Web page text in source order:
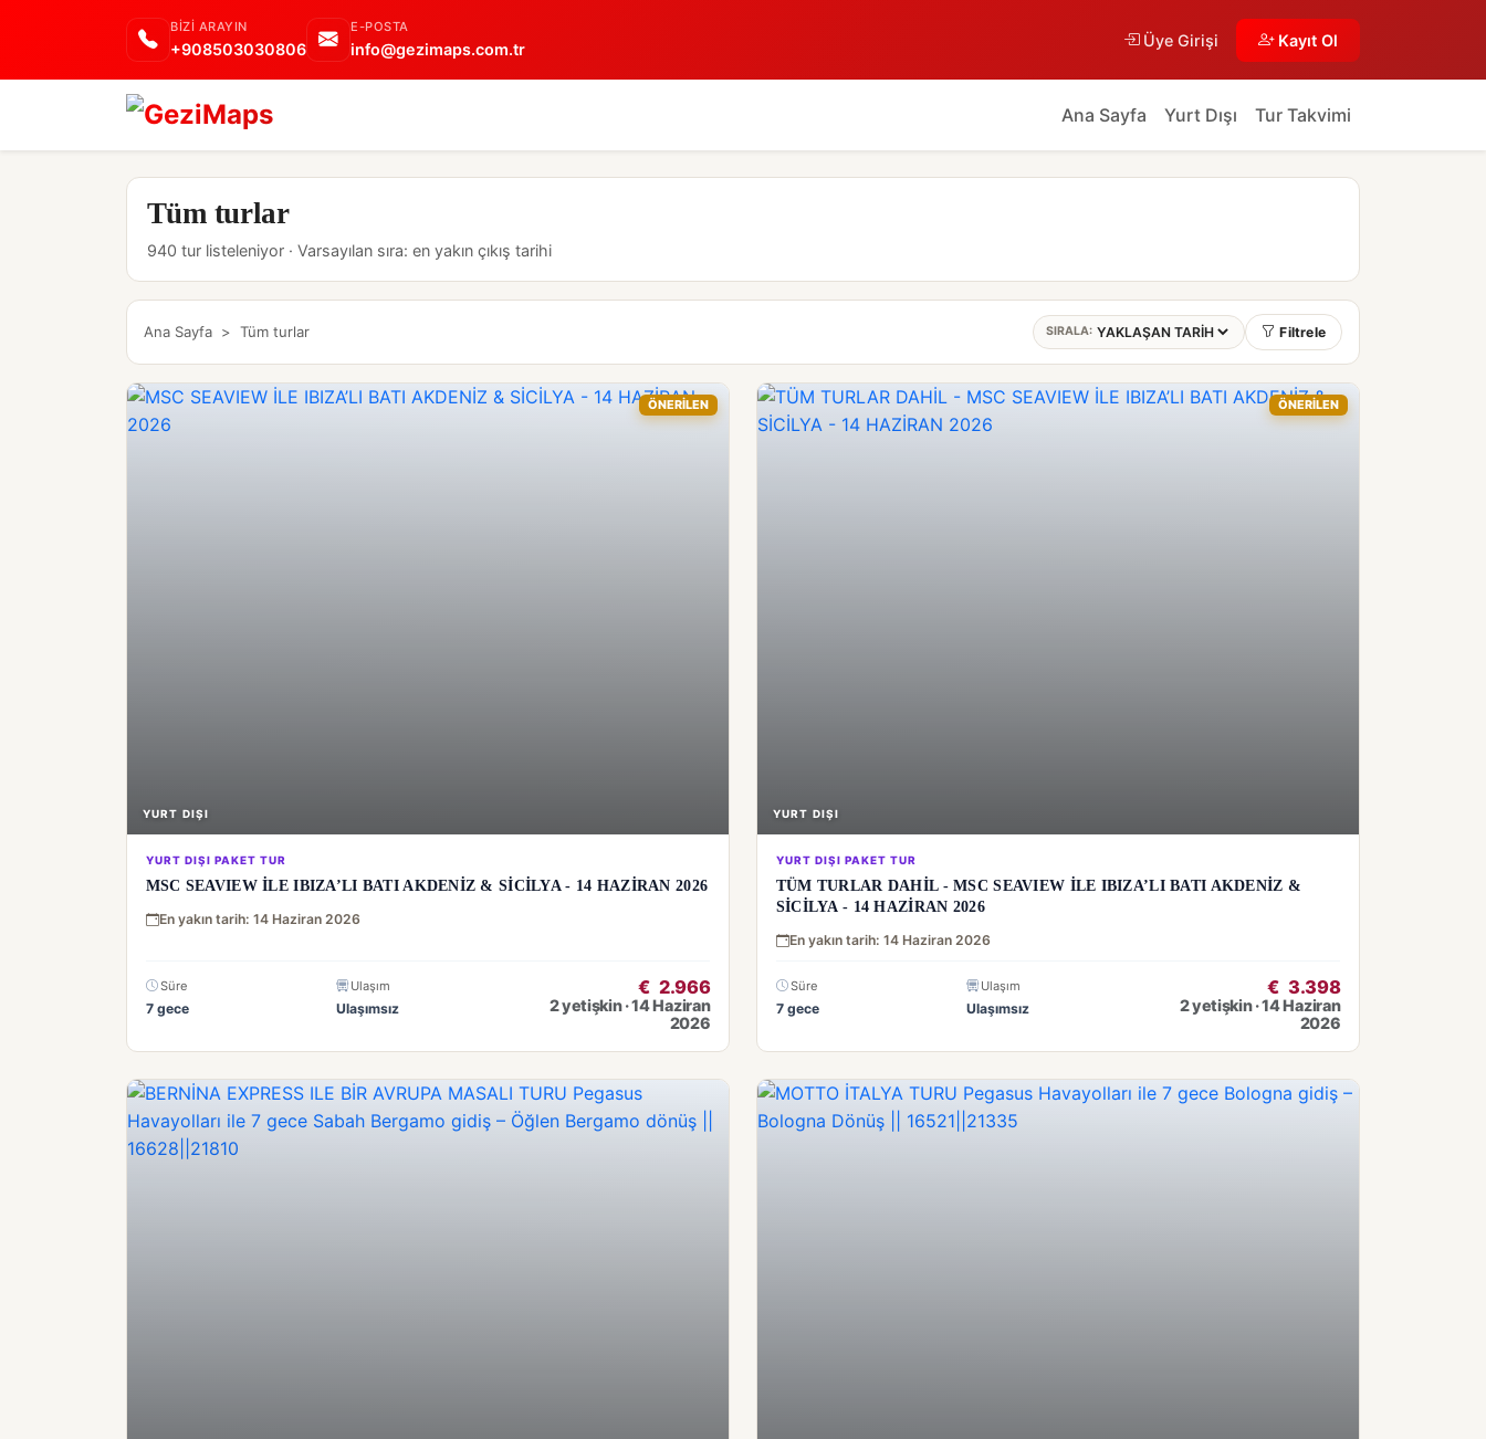
BIZI ARAYIN
+908503030806
E-POSTA
info@gezimaps.com.tr Üye Girişi Kayıt Ol
Ana Sayfa Yurt Dışı Tur Takvimi
Tüm turlar
940 tur listeleniyor · Varsayılan sıra: en yakın çıkış tarihi
Ana Sayfa > Tüm turlar SIRALA: Filtrele
YURT DIŞI
ÖNERİLEN
YURT DIŞI PAKET TUR
MSC SEAVIEW İLE IBIZA’LI BATI AKDENİZ & SİCİLYA - 14 HAZİRAN 2026
En yakın tarih: 14 Haziran 2026
Süre
7 gece
Ulaşım
Ulaşımsız
€ 2.966
2 yetişkin · 14 Haziran
2026
YURT DIŞI
ÖNERİLEN
YURT DIŞI PAKET TUR
TÜM TURLAR DAHİL - MSC SEAVIEW İLE IBIZA’LI BATI AKDENİZ &
SİCİLYA - 14 HAZİRAN 2026
En yakın tarih: 14 Haziran 2026
Süre
7 gece
Ulaşım
Ulaşımsız
€ 3.398
2 yetişkin · 14 Haziran
2026